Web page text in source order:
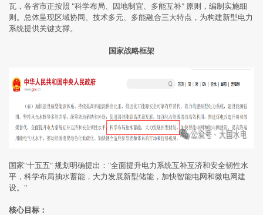
瓦，各省市正按照 "科学布局、因地制宜、多能互补" 原则，编制实施细
则。总体呈现区域协同、技术多元、多能融合三大特点，为构建新型电力
系统提供关键支撑。
国家战略框架
国家"十五五" 规划明确提出："全面提升电力系统互补互济和安全韧性水
平，科学布局抽水蓄能，大力发展新型储能，加快智能电网和微电网建
设。"
核心目标：